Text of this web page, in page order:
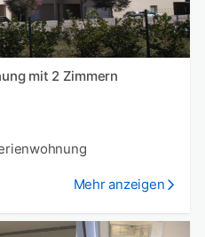
mit 2 Zimmern
Mehr anzeigen